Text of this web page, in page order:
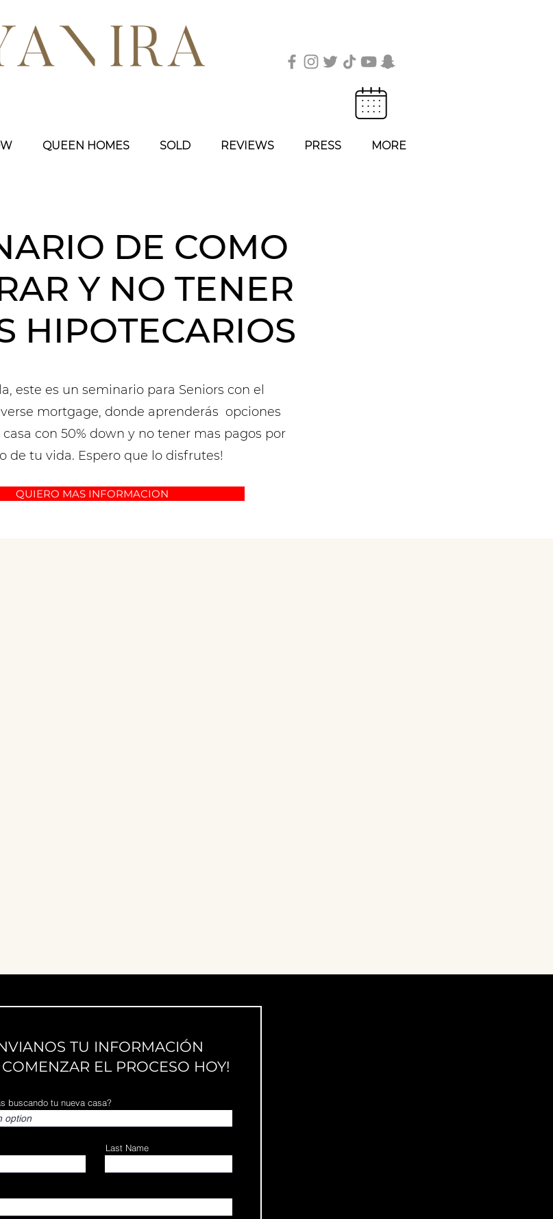
QUEEN HOMES SOLD REVIEWS PRESS MORE
DE COMO
Y NO TENER
HIPOTECARIOS
este es un seminario para Seniors con el
mortgage, donde aprenderás opciones
con 50% down y no tener mas pagos por
de tu vida. Espero que lo disfrutes!
QUIERO MAS INFORMACION
TU INFORMACIÓN
EL PROCESO HOY!
buscando tu nueva casa?
Last Name